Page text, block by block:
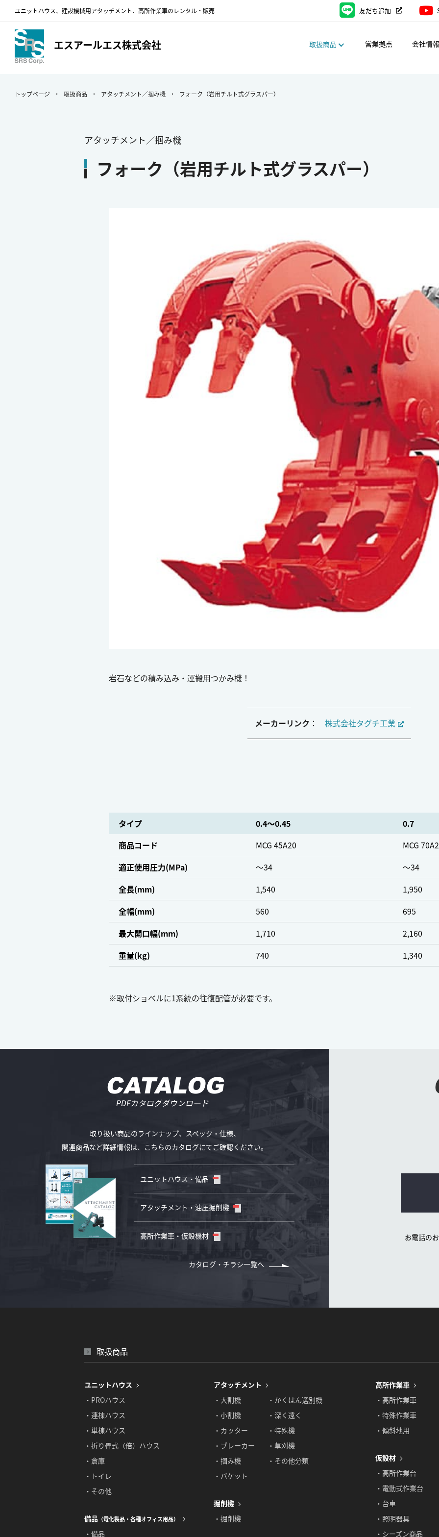
ユニットハウス、建設機械用アタッチメント、 高所作業車のレンタル・販売 友だち追加
エスアールエス株式会社 取扱商品 営業拠点 会社情報
トップページ 取扱商品 アタッチメント／掴み機 フォーク（岩用チルト式グラスパー）
アタッチメント／掴み機
フォーク（岩用チルト式グラスパー）
岩石などの積み込み・運搬用つかみ機！
メーカーリンク ： 株式会社タグチ工業
タイプ 0.4～0.45
0.7
商品コード
MCG 45A20
MCG
適正使用圧力(MPa)
～34
～34
全長(mm)
1,540
1,950
全幅(mm)
560
695
最大開口幅(mm)
1,710
2,160
重量(kg)
740 1,340
※取付ショベルに1系統の往復配管が必要です。
CATALOG
PDFカタログダウンロード
取り扱い商品のラインナップ、 スペック・仕様、
関連商品など詳細情報は、 こちらのカタログにてご確認ください。
ユニットハウス・備品
アタッチメント・油圧掘削機
高所作業車・仮設機材
カタログ・チラシ一覧へ
お電話の
取扱商品
ユニットハウス
・PROハウス
・連棟ハウス
・単棟ハウス
・折り畳式（倍）ハウス
・倉庫
・トイレ
・その他
備品 （電化製品・各種オフィス用品）
・備品
アタッチメント
・大割機
・かくはん選別機
・小割機
・深く遠く
・カッター
・特殊機
・ブレーカー
・草刈機
・掴み機
・その他分類
・バケット
掘削機
・掘削機
高所作業車
・高所作業車
・特殊作業車
・傾斜地用
仮設材
・高所作業台
・電動式作業台
・台車
・照明器具
・シーズン商品